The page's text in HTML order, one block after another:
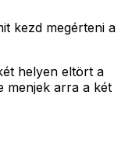
kezd megérteni a
helyen eltört a
menjek arra a két